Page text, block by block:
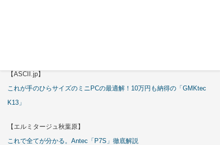
【ASCII.jp】
これが手のひらサイズのミニPCの最適解！10万円も納得の「GMKtec
K13」
【エルミタージュ秋葉原】
これで全てが分かる。Antec「P7S」徹底解説